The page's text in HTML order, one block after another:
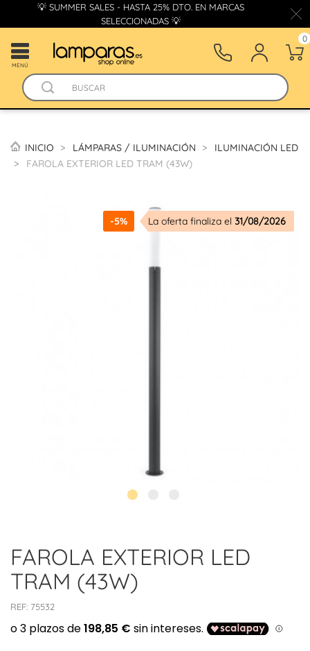
💡 SUMMER SALES - HASTA 25% DTO. EN MARCAS
SELECCIONADAS 💡
MENÚ
0
INICIO LÁMPARAS / ILUMINACIÓN
ILUMINACIÓN LED
FAROLA EXTERIOR LED TRAM (43W)
-5% La oferta finaliza el 31/08/2026
FAROLA EXTERIOR LED
TRAM (43W)
REF: 75532